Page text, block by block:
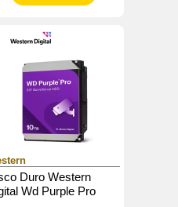
Duro Western
Wd Purple Pro